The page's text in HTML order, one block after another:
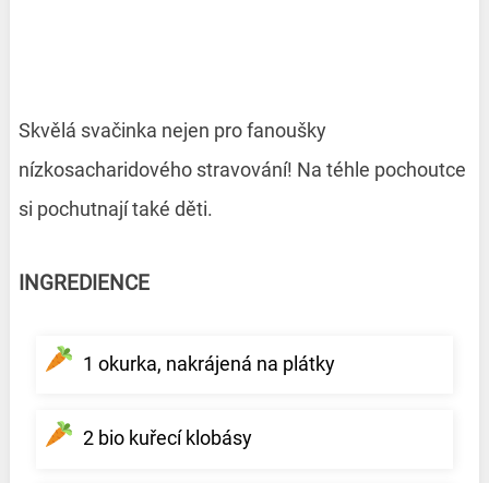
Skvělá svačinka nejen pro fanoušky
nízkosacharidového stravování! Na téhle pochoutce
si pochutnají také děti.
INGREDIENCE
1 okurka, nakrájená na plátky
2 bio kuřecí klobásy